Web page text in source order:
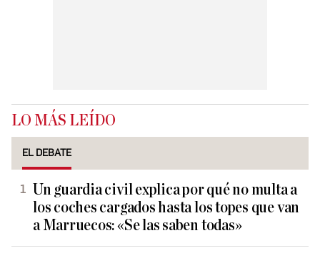
LO MÁS LEÍDO
EL DEBATE
Un guardia civil explica por qué no multa a
los coches cargados hasta los topes que van
a Marruecos: «Se las saben todas»